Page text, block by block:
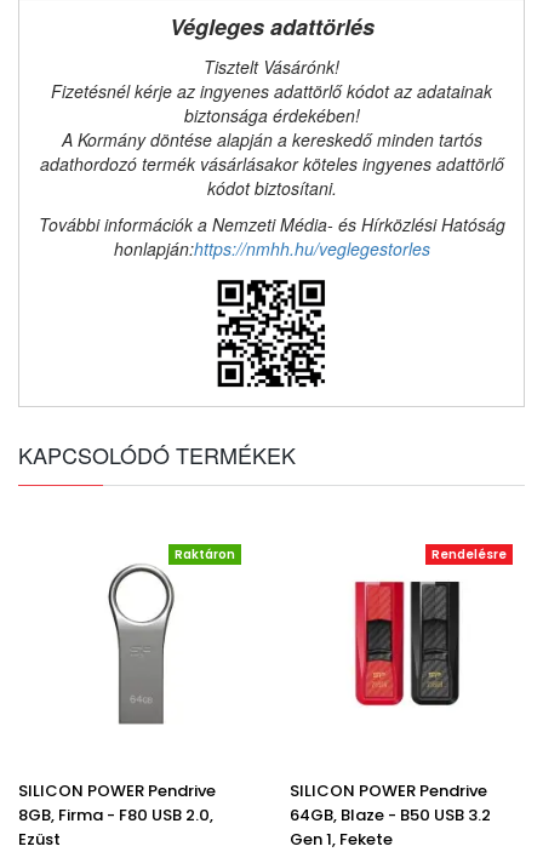
Végleges adattörlés
Tisztelt Vásárónk!
Fizetésnél kérje az ingyenes adattörlő kódot az adatainak
biztonsága érdekében!
A Kormány döntése alapján a kereskedő minden tartós
adathordozó termék vásárlásakor köteles ingyenes adattörlő
kódot biztosítani.
További információk a Nemzeti Média- és Hírközlési Hatóság
honlapján:https://nmhh.hu/veglegestorles
KAPCSOLÓDÓ TERMÉKEK
Raktáron
SILICON POWER Pendrive
8GB, Firma - F80 USB 2.0,
Ezüst
Rendelésre
SILICON POWER Pendrive
64GB, Blaze - B50 USB 3.2
Gen 1, Fekete